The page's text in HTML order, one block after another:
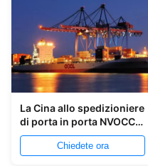
La Cina allo spedizioniere
di porta in porta NVOCC
del carico di Singapore
Chiedete ora